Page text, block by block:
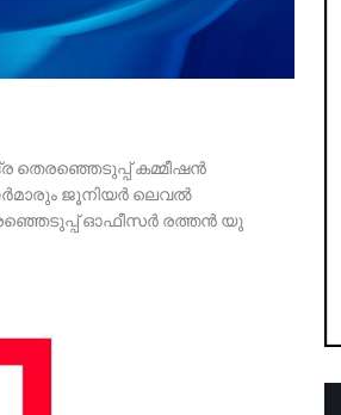
തെരഞ്ഞെടുപ്പ് കമ്മീഷൻ
ജൂനിയർ ലെവൽ
ഓഫീസർ രത്തൻ യു